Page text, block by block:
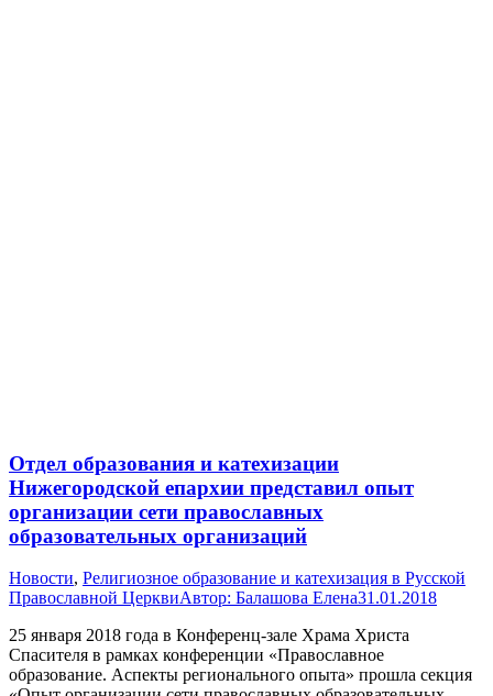
Отдел образования и катехизации
Нижегородской епархии представил опыт
организации сети православных
образовательных организаций
Новости, Религиозное образование и катехизация в Русской
Православной ЦерквиАвтор: Балашова Елена31.01.2018
25 января 2018 года в Конференц-зале Храма Христа
Спасителя в рамках конференции «Православное
образование. Аспекты регионального опыта» прошла секция